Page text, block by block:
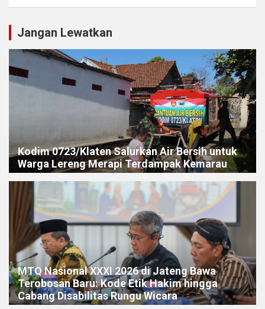
Jangan Lewatkan
Kodim 0723/Klaten Salurkan Air Bersih untuk
Warga Lereng Merapi Terdampak Kemarau
MTQ Nasional XXXI 2026 di Jateng Bawa
Terobosan Baru: Kode Etik Hakim hingga
Cabang Disabilitas Rungu Wicara